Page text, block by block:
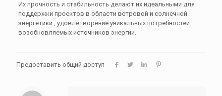
Их прочность и стабильность делают их идеальными для
поддержки проектов в области ветровой и солнечной
энергетики., удовлетворение уникальных потребностей
возобновляемых источников энергии.
Предоставить общий доступ